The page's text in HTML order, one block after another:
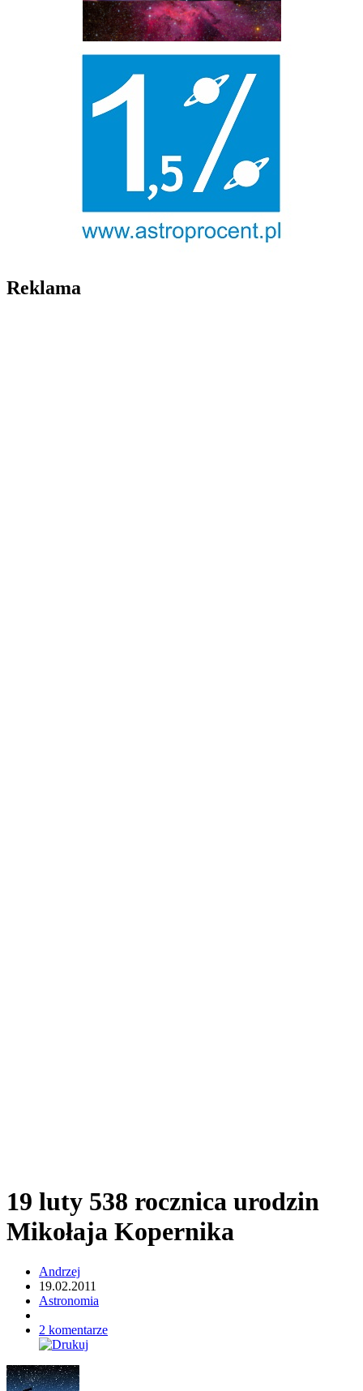
Reklama
19 luty 538 rocznica urodzin
Mikołaja Kopernika
Andrzej
19.02.2011
Astronomia
2 komentarze